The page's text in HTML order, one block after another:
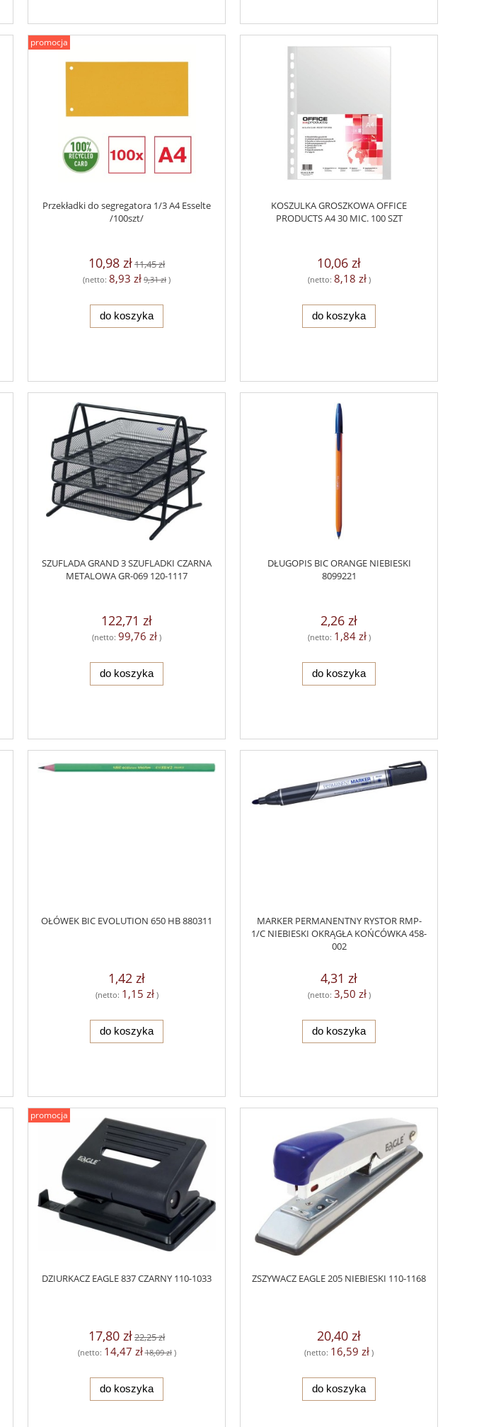
Przekładki do segregatora 1/3 A4 Esselte
/100szt/
10,98 zł11,45 zł
(netto: 8,93 zł 9,31 zł )
do koszyka
promocja
KOSZULKA GROSZKOWA OFFICE
PRODUCTS A4 30 MIC. 100 SZT
10,06 zł
(netto: 8,18 zł)
do koszyka
SZUFLADA GRAND 3 SZUFLADKI CZARNA
METALOWA GR-069 120-1117
122,71 zł
(netto: 99,76 zł )
do koszyka
DŁUGOPIS BIC ORANGE NIEBIESKI
8099221
2,26 zł
(netto: 1,84 zł)
do koszyka
OŁÓWEK BIC EVOLUTION 650 HB 880311
1,42 zł
(netto: 1,15 zł)
do koszyka
MARKER PERMANENTNY RYSTOR RMP-
1/C NIEBIESKI OKRĄGŁA KOŃCÓWKA 458-
002
4,31 zł
(netto: 3,50 zł)
do koszyka
DZIURKACZ EAGLE 837 CZARNY 110-1033
17,80 zł22,25 zł
(netto: 14,47 zł 18,09 zł)
do koszyka
promocja
ZSZYWACZ EAGLE 205 NIEBIESKI 110-1168
20,40 zł
(netto: 16,59 zł )
do koszyka